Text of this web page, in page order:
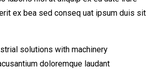
ex bea sed conseq uat ipsum duis sit
solutions with machinery
doloremque laudant